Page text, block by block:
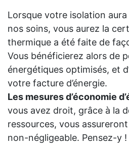
Lorsque votre isolation
nos soins, vous aurez la
thermique a été faite de
Vous bénéficierez alors de
énergétiques optimisés, et
votre facture d’énergie.
Les mesures d’économie
vous avez droit, grâce à la
ressources, vous
non-négligeable. Pensez-y !